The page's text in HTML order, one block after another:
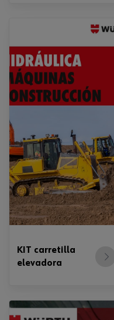
KIT carretilla
elevadora